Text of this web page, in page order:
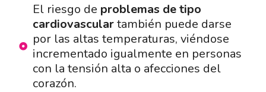
El riesgo de problemas de tipo
cardiovasculartambién puede darse
por las altas temperaturas, viéndose
incrementado igualmente en personas
con la tensión alta o afecciones del
corazón.